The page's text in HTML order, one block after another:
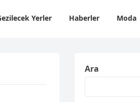
Yerler Haberler Moda
Ara